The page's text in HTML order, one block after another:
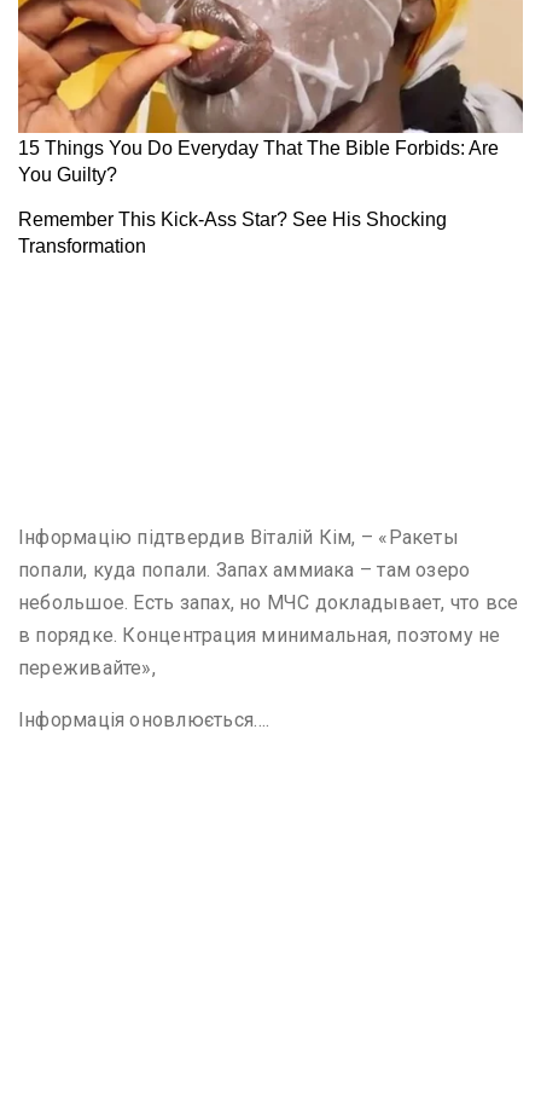
Інформацію підтвердив Віталій Кім, – «Ракеты
попали, куда попали. Запах аммиака – там озеро
небольшое. Есть запах, но МЧС докладывает, что все
в порядке. Концентрация минимальная, поэтому не
переживайте»,
Інформація оновлюється….